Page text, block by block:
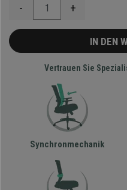
- +
IN DEN
Vertrauen Sie
Synchronmechanik